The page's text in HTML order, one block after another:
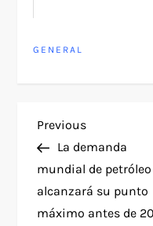
GENERAL
P
o
s
Previous
Post
Previous
La demanda
mundial de petróleo
alcanzará su punto
máximo antes de